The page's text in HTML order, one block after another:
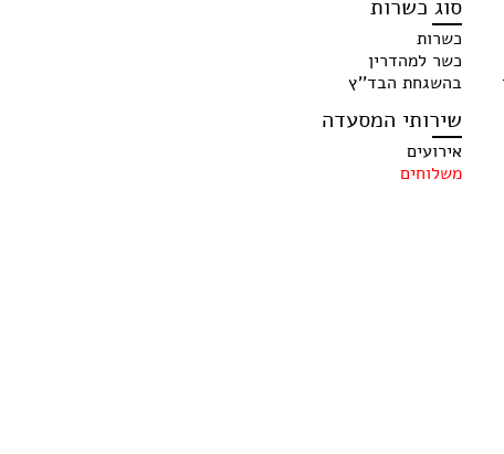
סוג כשרות
כשרות
כשר למהדרין
בהשגחת הבד''ץ
שירותי המסעדה
אירועים
משלוחים